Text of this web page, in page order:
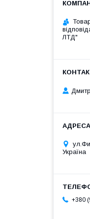
ЛТД"
Україна
+380